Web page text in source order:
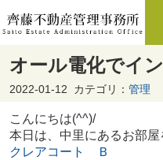
オール電化でイ
2022-01-12 カテゴリ： 管理
こんにちは(^^)/
本日は、中里にあるお部屋
クレアコート Ｂ